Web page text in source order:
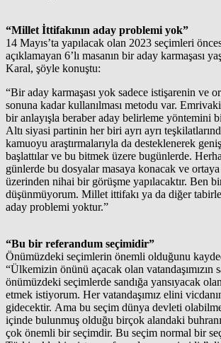
“Millet İttifakının aday problemi yok”
14 Mayıs’ta yapılacak olan 2023 seçimleri
açıklamayan 6’lı masanın bir aday karmaşası
Karal, şöyle konuştu:
“Bir aday karmaşası yok sadece istişarenin ve
sonuna kadar kullanılması metodu var.
bir anlayışla beraber aday belirleme yöntemini
Altı siyasi partinin her biri ayrı ayrı
kamuoyu araştırmalarıyla da desteklenerek
başlattılar ve bu bitmek üzere bugünlerde.
günlerde bu dosyalar masaya konacak ve
üzerinden nihai bir görüşme yapılacaktır. Ben bir
düşünmüyorum. Millet ittifakı ya da diğer tabirle
aday problemi yoktur.”
“Bu bir referandum seçimidir”
Önümüzdeki seçimlerin önemli olduğunu
“Ülkemizin önünü açacak olan vatandaşımızın
önümüzdeki seçimlerde sandığa yansıyacak
etmek istiyorum. Her vatandaşımız elini
gidecektir. Ama bu seçim dünya devleti
içinde bulunmuş olduğu birçok alandaki
çok önemli bir seçimdir. Bu seçim normal bir